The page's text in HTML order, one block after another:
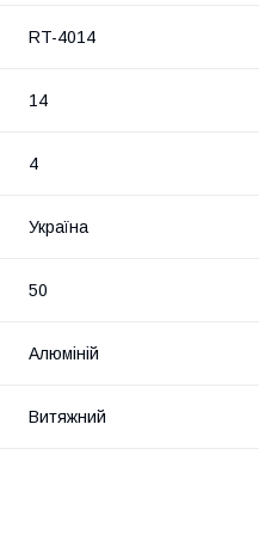
RT-4014
14
4
Україна
50
Алюміній
Витяжний